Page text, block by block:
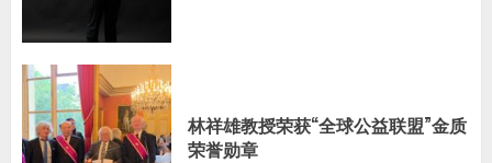
林祥雄教授荣获“全球公益联盟”金质
荣誉勋章